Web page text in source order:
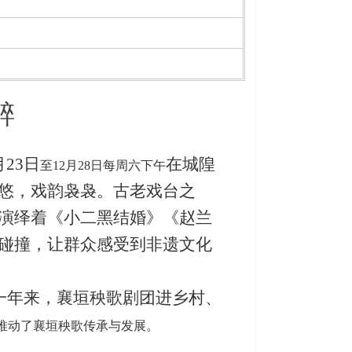
23日 至12月28日每周六下午在城隍
，戏韵袅袅。古老戏台之
绎着《小二黑结婚》《赵兰
撞，让群众感受到非遗文化
来，襄垣秧歌剧团进乡村、
了襄垣秧歌传承与发展。